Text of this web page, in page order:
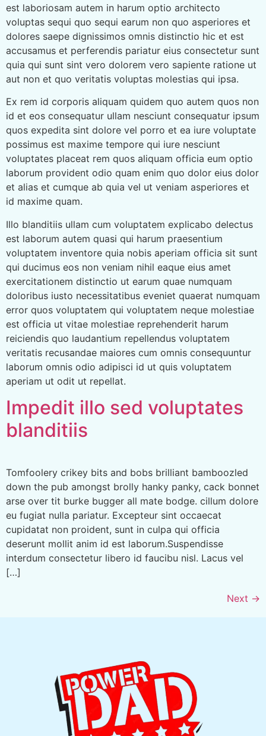
est laboriosam autem in harum optio architecto
voluptas sequi quo sequi earum non quo asperiores et
dolores saepe dignissimos omnis distinctio hic et est
accusamus et perferendis pariatur eius consectetur sunt
quia qui sunt sint vero dolorem vero sapiente ratione ut
aut non et quo veritatis voluptas molestias qui ipsa.
Ex rem id corporis aliquam quidem quo autem quos non
id et eos consequatur ullam nesciunt consequatur ipsum
quos expedita sint dolore vel porro et ea iure voluptate
possimus est maxime tempore qui iure nesciunt
voluptates placeat rem quos aliquam officia eum optio
laborum provident odio quam enim quo dolor eius dolor
et alias et cumque ab quia vel ut veniam asperiores et
id maxime quam.
Illo blanditiis ullam cum voluptatem explicabo delectus
est laborum autem quasi qui harum praesentium
voluptatem inventore quia nobis aperiam officia sit sunt
qui ducimus eos non veniam nihil eaque eius amet
exercitationem distinctio ut earum quae numquam
doloribus iusto necessitatibus eveniet quaerat numquam
error quos voluptatem qui voluptatem neque molestiae
est officia ut vitae molestiae reprehenderit harum
reiciendis quo laudantium repellendus voluptatem
veritatis recusandae maiores cum omnis consequuntur
laborum omnis odio adipisci id ut quis voluptatem
aperiam ut odit ut repellat.
Impedit illo sed voluptates
blanditiis
Tomfoolery crikey bits and bobs brilliant bamboozled
down the pub amongst brolly hanky panky, cack bonnet
arse over tit burke bugger all mate bodge. cillum dolore
eu fugiat nulla pariatur. Excepteur sint occaecat
cupidatat non proident, sunt in culpa qui officia
deserunt mollit anim id est laborum.Suspendisse
interdum consectetur libero id faucibu nisl. Lacus vel
[…]
Next →